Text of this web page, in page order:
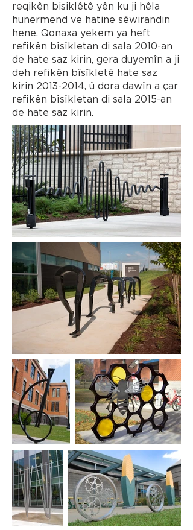
reqikên bisiklêtê yên ku ji hêla
hunermend ve hatine sêwirandin
hene. Qonaxa yekem ya heft
refikên bîsîkletan di sala 2010-an
de hate saz kirin, gera duyemîn a ji
deh refikên bîsîkletê hate saz
kirin 2013-2014, û dora dawîn a çar
refikên bîsîkletan di sala 2015-an
de hate saz kirin.